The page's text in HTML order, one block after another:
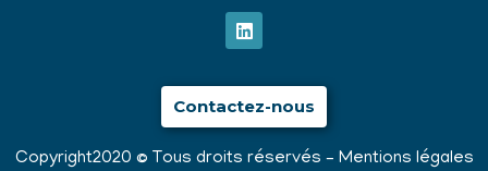
Contactez-nous
Copyright2020 © Tous droits réservés – Mentions légales